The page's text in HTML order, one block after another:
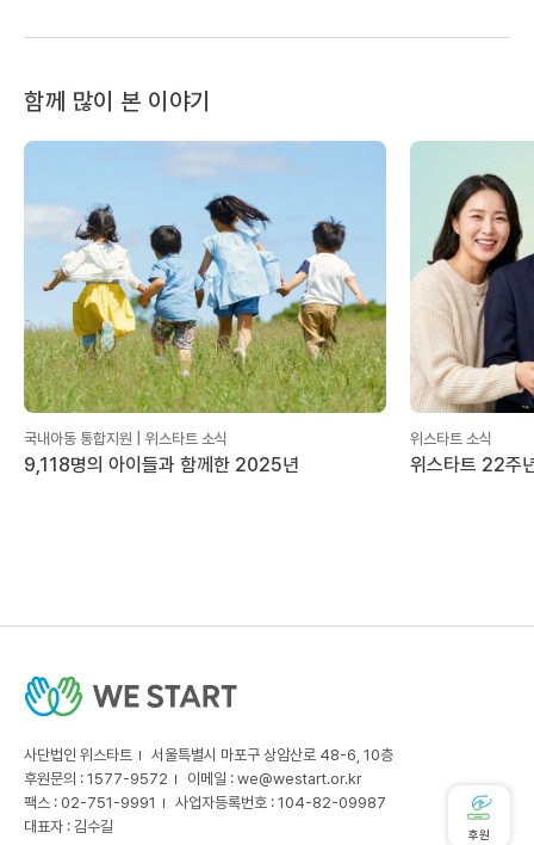
함께 많이 본 이야기
국내아동 통합지원 | 위스타트 소식
9,118명의 아이들과 함께한 2025년
위스타트 소식
위스타트 22주
사단법인 위스타트
서울특별시 마포구 상암산로 48-6, 10층
후원문의 : 1577-9572
이메일 : we@westart.or.kr
팩스 : 02-751-9991
사업자등록번호 : 104-82-09987
대표자 : 김수길
후원